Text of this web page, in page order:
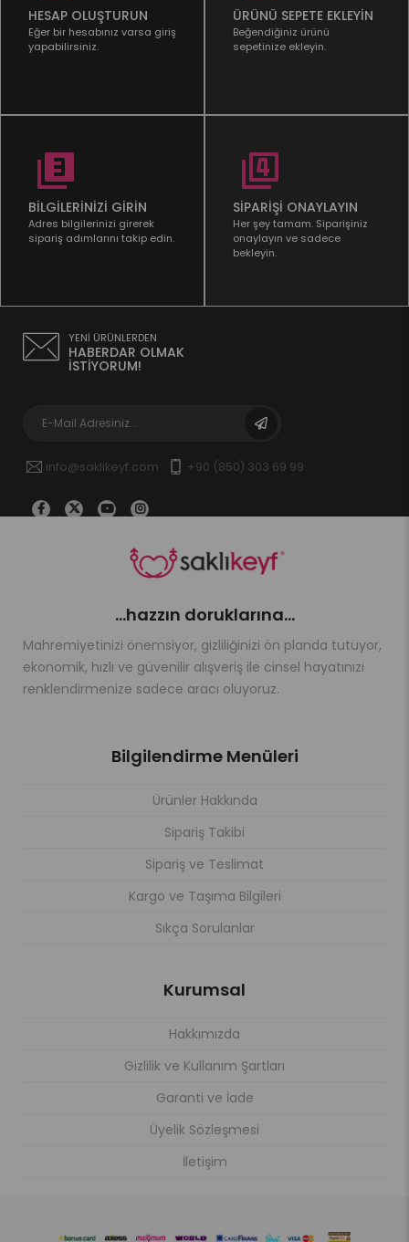
HESAP OLUŞTURUN
Eğer bir hesabınız varsa giriş
yapabilirsiniz.
ÜRÜNÜ SEPETE EKLEYİN
Beğendiğiniz ürünü
sepetinize ekleyin.
BİLGİLERİNİZİ GİRİN
Adres bilgilerinizi girerek
sipariş adımlarını takip edin.
SİPARİŞİ ONAYLAYIN
Her şey tamam. Siparişiniz
onaylayın ve sadece
bekleyin.
YENİ ÜRÜNLERDEN
HABERDAR OLMAK
İSTİYORUM!
info@saklikeyf.com +90 (850) 303 69 99
...hazzın doruklarına...
Mahremiyetinizi önemsiyor, gizliliğinizi ön planda tutuyor,
ekonomik, hızlı ve güvenilir alışveriş ile cinsel hayatınızı
renklendirmenize sadece aracı oluyoruz.
Bilgilendirme Menüleri
Ürünler Hakkında
Sipariş Takibi
Sipariş ve Teslimat
Kargo ve Taşıma Bilgileri
Sıkça Sorulanlar
Kurumsal
Hakkımızda
Gizlilik ve Kullanım Şartları
Garanti ve İade
Üyelik Sözleşmesi
İletişim